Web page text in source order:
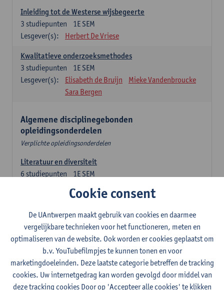
Inleiding tot de Westerse wijsbegeerte
1E SEM
3 studiepunten
Lesgever(s):
Herbert De Vriese
Kwalitatieve onderzoeksmethodes
1E SEM
3 studiepunten
Lesgever(s):
Elisabeth de Bruijn
Mieke Vandenbroucke
Sara Bergen
Algemene disciplinegebonden
opleidingsonderdelen
Verplichte opleidingsonderdelen
Literatuur en diversiteit
1E SEM
6 studiepunten
Remco Sleiderink
2E SEM
studiepunten
Lesgever(s):
Astrid De Wit Peter Petré
Engels: verplichte opleidingsonderdelen
Engels: taalbeheersing 1
Cookie consent
De UAntwerpen maakt gebruik van cookies en daarmee
vergelijkbare technieken voor het functioneren, meten en
optimaliseren van de website. Ook worden er cookies geplaatst om
b.v. YouTubefilmpjes te kunnen tonen en voor
marketingdoeleinden. Deze laatste categorie betreffen de tracking
cookies. Uw internetgedrag kan worden gevolgd door middel van
deze tracking cookies Door op 'Accepteer alle cookies' te klikken